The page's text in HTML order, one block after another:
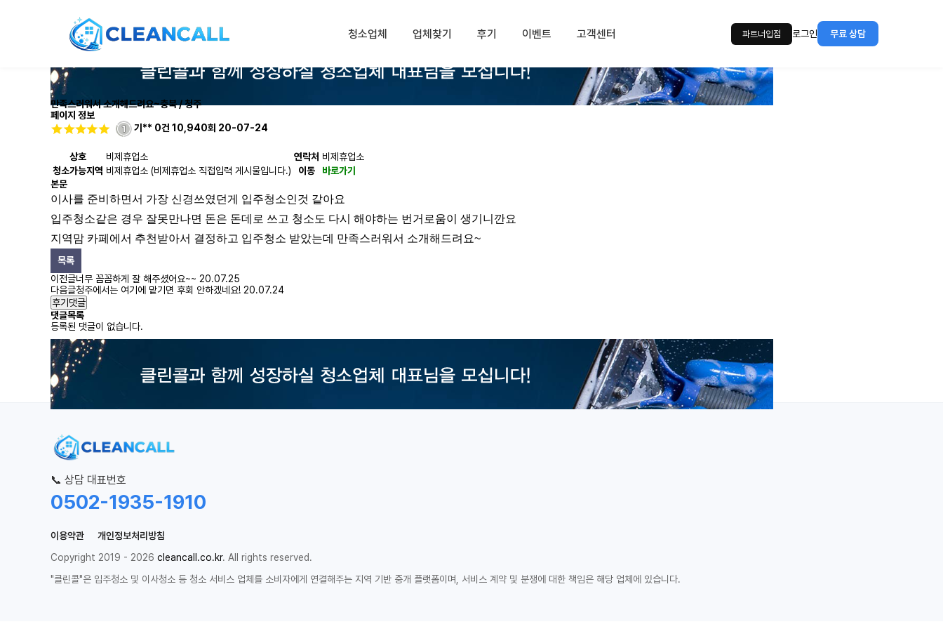
청소업체 업체찾기 후기 이벤트 고객센터 파트너입점 로그인 무료 상담
만족스러워서 소개해드려요~충북 / 청주
페이지 정보
기** 0건 10,940회 20-07-24
상호 비제휴업소 연락처 비제휴업소
청소가능지역 비제휴업소 (비제휴업소 직접입력 게시물입니다.) 이동
바로가기
본문
이사를 준비하면서 가장 신경쓰였던게 입주청소인것 같아요
​입주청소같은 경우 잘못만나면 돈은 돈데로 쓰고 청소도 다시 해야하는 번거로움이 생기니깐요
지역맘 카페에서 추천받아서 결정하고 입주청소 받았는데 만족스러워서 소개해드려요~
목록
이전글너무 꼼꼼하게 잘 해주셨어요~~ 20.07.25
다음글청주에서는 여기에 맡기면 후회 안하겠네요! 20.07.24
후기댓글
댓글목록
등록된 댓글이 없습니다.
📞 상담 대표번호
0502-1935-1910
이용약관
개인정보처리방침
Copyright 2019 - 2026 cleancall.co.kr. All rights reserved.
"클린콜"은 입주청소 및 이사청소 등 청소 서비스 업체를 소비자에게 연결해주는 지역 기반 중개 플랫폼이며, 서비스 계약 및 분쟁에 대한 책임은 해당 업체에 있습니다.